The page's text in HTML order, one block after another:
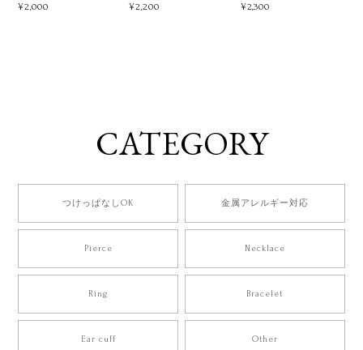
¥2,000 ¥2,200 ¥2,300
CATEGORY
つけっぱなしOK 金属アレルギー対応
Pierce Necklace
Ring Bracelet
Ear cuff Other